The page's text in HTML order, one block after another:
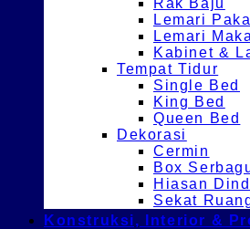
Rak Baju
Lemari
Lemari
Kabinet &
Tempat Tidur
Single Bed
King Bed
Queen Bed
Dekorasi
Cermin
Box
Hiasan
Sekat
Konstruksi, Interior &